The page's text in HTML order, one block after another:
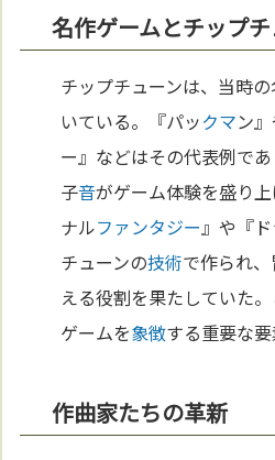
名作ゲームとチップ
チップチューンは、当時
いている。『パックマン
ー』などはその代表例で
子音がゲーム体験を盛り
ナルファンタジー 』や『
チューンの技術で作られ
える役割を果たしていた
ゲームを象徴する重要な要
作曲家たちの革新